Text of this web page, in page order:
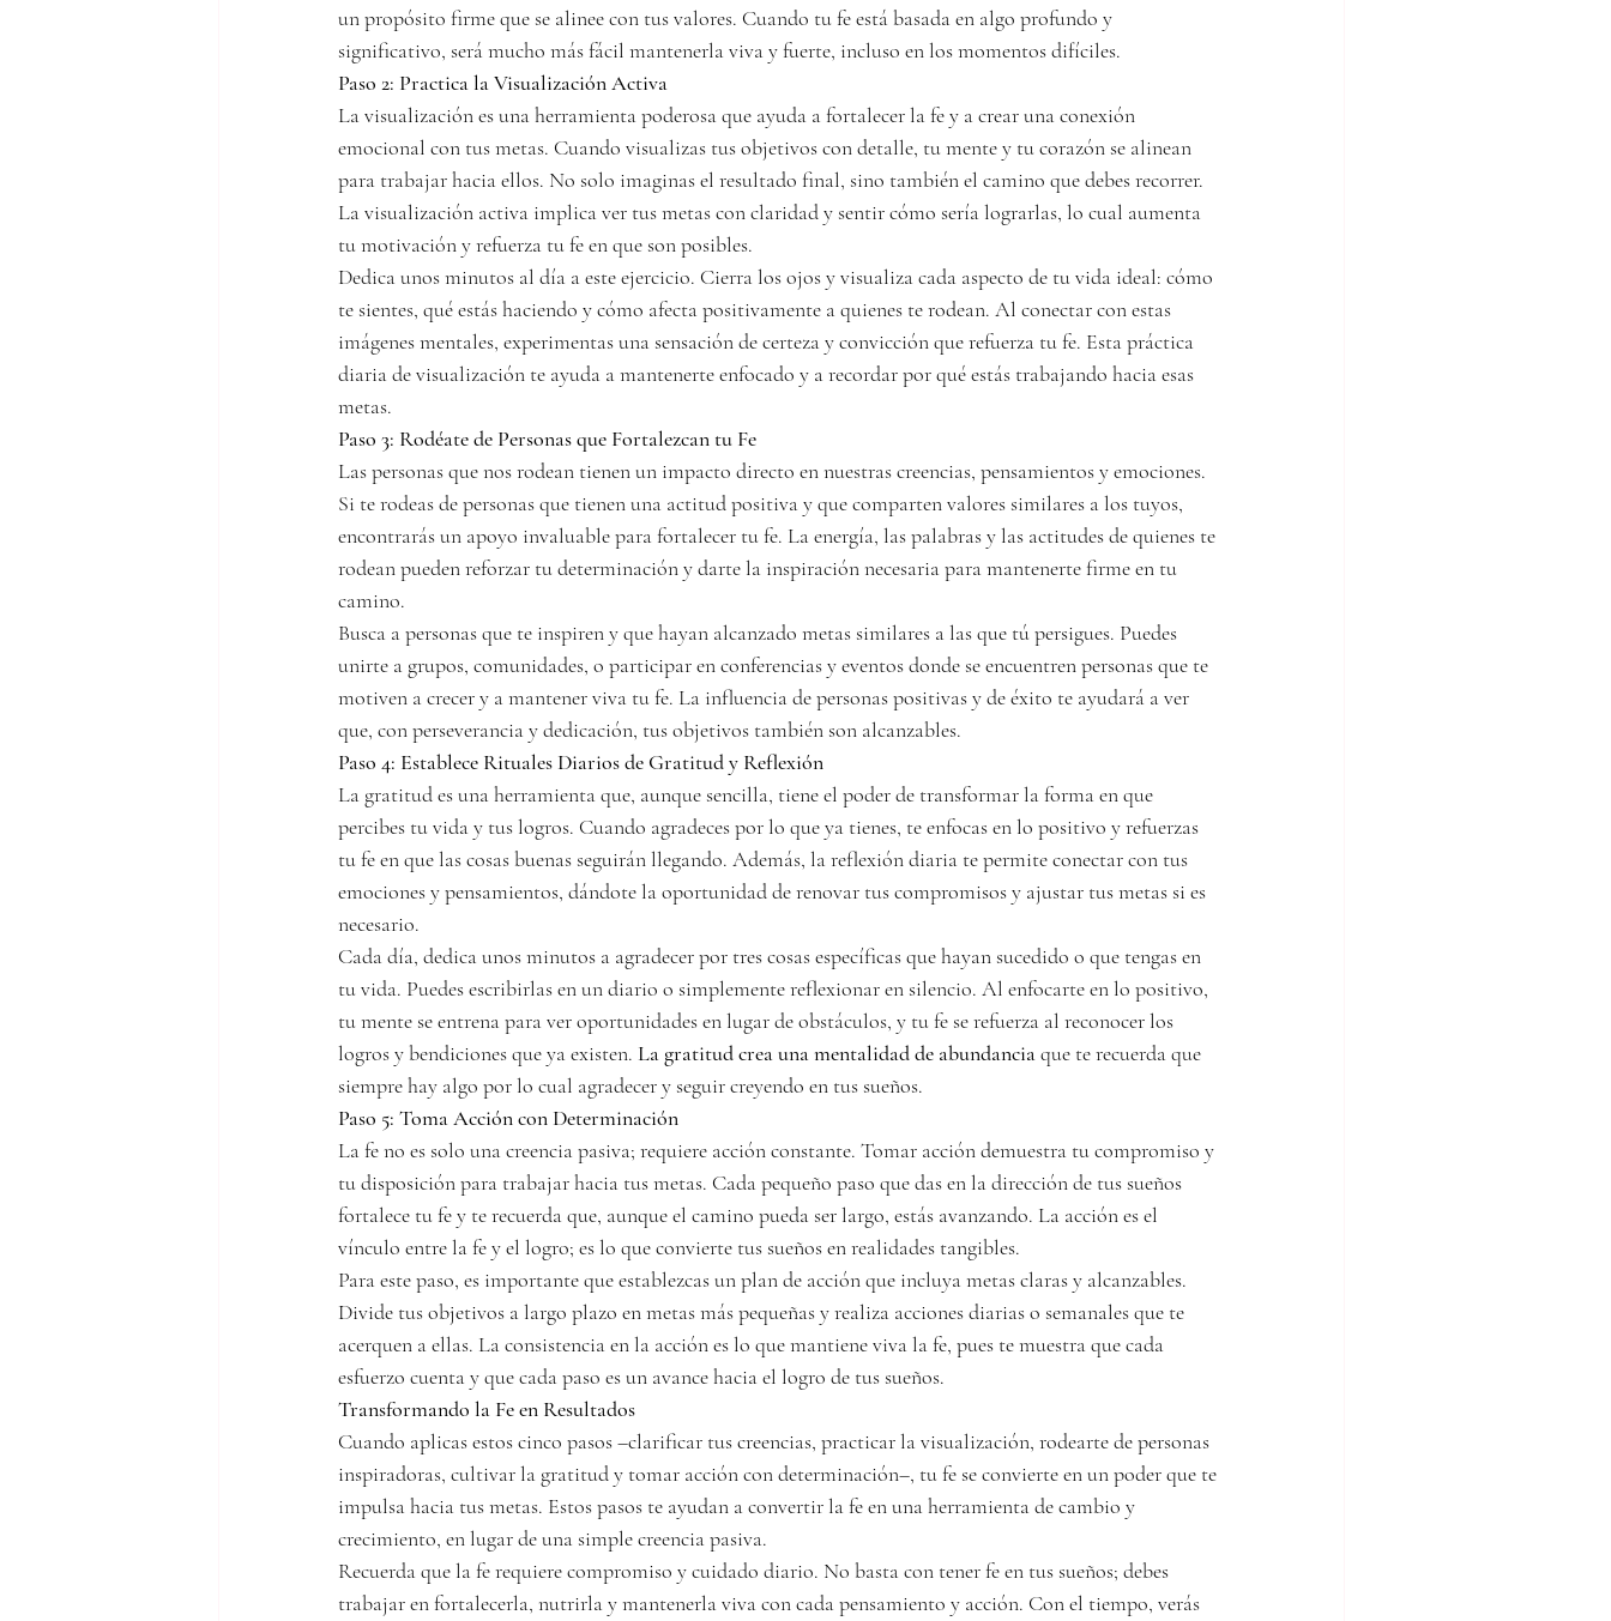
un propósito firme que se alinee con tus valores. Cuando tu fe está basada en algo profundo y
significativo, será mucho más fácil mantenerla viva y fuerte, incluso en los momentos difíciles.
Paso 2: Practica la Visualización Activa
La visualización es una herramienta poderosa que ayuda a fortalecer la fe y a crear una conexión
emocional con tus metas. Cuando visualizas tus objetivos con detalle, tu mente y tu corazón se alinean
para trabajar hacia ellos. No solo imaginas el resultado final, sino también el camino que debes recorrer.
La visualización activa implica ver tus metas con claridad y sentir cómo sería lograrlas, lo cual aumenta
tu motivación y refuerza tu fe en que son posibles.
Dedica unos minutos al día a este ejercicio. Cierra los ojos y visualiza cada aspecto de tu vida ideal: cómo
te sientes, qué estás haciendo y cómo afecta positivamente a quienes te rodean. Al conectar con estas
imágenes mentales, experimentas una sensación de certeza y convicción que refuerza tu fe. Esta práctica
diaria de visualización te ayuda a mantenerte enfocado y a recordar por qué estás trabajando hacia esas
metas.
Paso 3: Rodéate de Personas que Fortalezcan tu Fe
Las personas que nos rodean tienen un impacto directo en nuestras creencias, pensamientos y emociones.
Si te rodeas de personas que tienen una actitud positiva y que comparten valores similares a los tuyos,
encontrarás un apoyo invaluable para fortalecer tu fe. La energía, las palabras y las actitudes de quienes te
rodean pueden reforzar tu determinación y darte la inspiración necesaria para mantenerte firme en tu
camino.
Busca a personas que te inspiren y que hayan alcanzado metas similares a las que tú persigues. Puedes
unirte a grupos, comunidades, o participar en conferencias y eventos donde se encuentren personas que te
motiven a crecer y a mantener viva tu fe. La influencia de personas positivas y de éxito te ayudará a ver
que, con perseverancia y dedicación, tus objetivos también son alcanzables.
Paso 4: Establece Rituales Diarios de Gratitud y Reflexión
La gratitud es una herramienta que, aunque sencilla, tiene el poder de transformar la forma en que
percibes tu vida y tus logros. Cuando agradeces por lo que ya tienes, te enfocas en lo positivo y refuerzas
tu fe en que las cosas buenas seguirán llegando. Además, la reflexión diaria te permite conectar con tus
emociones y pensamientos, dándote la oportunidad de renovar tus compromisos y ajustar tus metas si es
necesario.
Cada día, dedica unos minutos a agradecer por tres cosas específicas que hayan sucedido o que tengas en
tu vida. Puedes escribirlas en un diario o simplemente reflexionar en silencio. Al enfocarte en lo positivo,
tu mente se entrena para ver oportunidades en lugar de obstáculos, y tu fe se refuerza al reconocer los
logros y bendiciones que ya existen. La gratitud crea una mentalidad de abundancia que te recuerda que
siempre hay algo por lo cual agradecer y seguir creyendo en tus sueños.
Paso 5: Toma Acción con Determinación
La fe no es solo una creencia pasiva; requiere acción constante. Tomar acción demuestra tu compromiso y
tu disposición para trabajar hacia tus metas. Cada pequeño paso que das en la dirección de tus sueños
fortalece tu fe y te recuerda que, aunque el camino pueda ser largo, estás avanzando. La acción es el
vínculo entre la fe y el logro; es lo que convierte tus sueños en realidades tangibles.
Para este paso, es importante que establezcas un plan de acción que incluya metas claras y alcanzables.
Divide tus objetivos a largo plazo en metas más pequeñas y realiza acciones diarias o semanales que te
acerquen a ellas. La consistencia en la acción es lo que mantiene viva la fe, pues te muestra que cada
esfuerzo cuenta y que cada paso es un avance hacia el logro de tus sueños.
Transformando la Fe en Resultados
Cuando aplicas estos cinco pasos –clarificar tus creencias, practicar la visualización, rodearte de personas
inspiradoras, cultivar la gratitud y tomar acción con determinación–, tu fe se convierte en un poder que te
impulsa hacia tus metas. Estos pasos te ayudan a convertir la fe en una herramienta de cambio y
crecimiento, en lugar de una simple creencia pasiva.
Recuerda que la fe requiere compromiso y cuidado diario. No basta con tener fe en tus sueños; debes
trabajar en fortalecerla, nutrirla y mantenerla viva con cada pensamiento y acción. Con el tiempo, verás